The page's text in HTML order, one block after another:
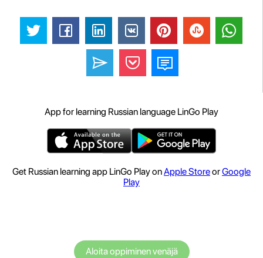
App for learning Russian language LinGo Play
Get Russian learning app LinGo Play onApple StoreorGoogle
Play
Aloita oppiminen venäjä